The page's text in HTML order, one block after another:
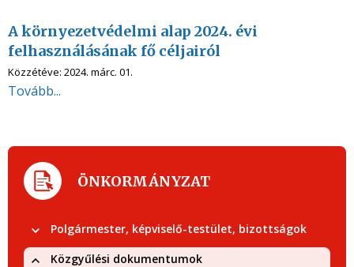
A környezetvédelmi alap 2024. évi
felhasználásának fő céljairól
Közzétéve: 2024. márc. 01.
Tovább...
ÖNKORMÁNYZAT
Polgármester, képviselő-testület, bizottságok
Közgyűlési dokumentumok